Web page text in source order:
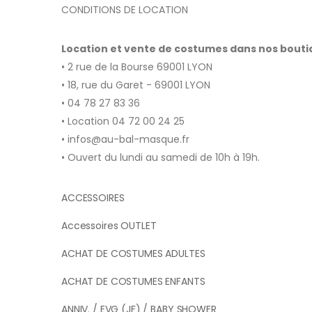
CONDITIONS DE LOCATION
Location et vente de costumes dans nos
• 2 rue de la Bourse 69001 LYON
• 18, rue du Garet - 69001 LYON
• 04 78 27 83 36
• Location 04 72 00 24 25
• infos@au-bal-masque.fr
• Ouvert du lundi au samedi de 10h à 19h.
ACCESSOIRES
Accessoires OUTLET
ACHAT DE COSTUMES ADULTES
ACHAT DE COSTUMES ENFANTS